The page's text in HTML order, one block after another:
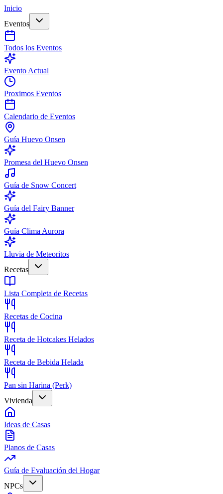
Inicio
Eventos
Todos los Eventos
Evento Actual
Proximos Eventos
Calendario de Eventos
Guía Huevo Onsen
Promesa del Huevo Onsen
Guía de Snow Concert
Guía del Fairy Banner
Guía Clima Aurora
Lluvia de Meteoritos
Recetas
Lista Completa de Recetas
Recetas de Cocina
Receta de Hotcakes Helados
Receta de Bebida Helada
Pan sin Harina (Perk)
Vivienda
Ideas de Casas
Planos de Casas
Guía de Evaluación del Hogar
NPCs